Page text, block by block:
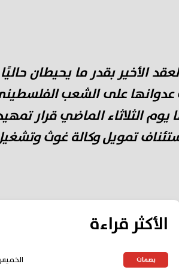
الأخير بقدر ما يحيطان
عدوانها على الشعب
يوم الثلاثاء الماضي قرار
تمويل وكالة غوث
الأكثر قراءة
بصمات الخميس 6 آب